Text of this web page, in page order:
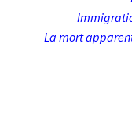
La mort